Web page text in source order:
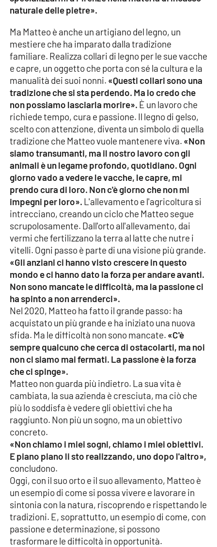
Lacplay.it
Lactv.it
Laconair.it
Lacitymag.it
Lacapitalenews.it
Ilreggino.it
Cosenzachannel.it
Ilvibonese.it
Catanzarochannel.it
APP
Android
Apple
naturale delle pietre».
Ma Matteo è anche un artigiano del legno, un
mestiere che ha imparato dalla tradizione
familiare. Realizza collari di legno per le sue vacche
e capre, un oggetto che porta con sé la cultura e la
manualità dei suoi nonni. «Questi collari sono una
tradizione che si sta perdendo. Ma io credo che
non possiamo lasciarla morire». È un lavoro che
richiede tempo, cura e passione. Il legno di gelso,
scelto con attenzione, diventa un simbolo di quella
tradizione che Matteo vuole mantenere viva. «Non
siamo transumanti, ma il nostro lavoro con gli
animali è un legame profondo, quotidiano. Ogni
giorno vado a vedere le vacche, le capre, mi
prendo cura di loro. Non c'è giorno che non mi
impegni per loro». L'allevamento e l'agricoltura si
intrecciano, creando un ciclo che Matteo segue
scrupolosamente. Dall'orto all'allevamento, dai
vermi che fertilizzano la terra al latte che nutre i
vitelli. Ogni passo è parte di una visione più grande.
«Gli anziani ci hanno visto crescere in questo
mondo e ci hanno dato la forza per andare avanti.
Non sono mancate le difficoltà, ma la passione ci
ha spinto a non arrenderci».
Nel 2020, Matteo ha fatto il grande passo: ha
acquistato un più grande e ha iniziato una nuova
sfida. Ma le difficoltà non sono mancate. «C'è
sempre qualcuno che cerca di ostacolarti, ma noi
non ci siamo mai fermati. La passione è la forza
che ci spinge».
Matteo non guarda più indietro. La sua vita è
cambiata, la sua azienda è cresciuta, ma ciò che
più lo soddisfa è vedere gli obiettivi che ha
raggiunto. Non più un sogno, ma un obiettivo
concreto.
«Non chiamo i miei sogni, chiamo i miei obiettivi.
E piano piano li sto realizzando, uno dopo l'altro»,
concludono.
Oggi, con il suo orto e il suo allevamento, Matteo è
un esempio di come si possa vivere e lavorare in
sintonia con la natura, riscoprendo e rispettando le
tradizioni. E, soprattutto, un esempio di come, con
passione e determinazione, si possono
trasformare le difficoltà in opportunità.